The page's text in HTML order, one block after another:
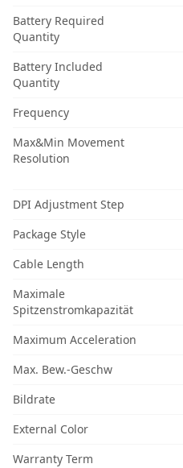
Battery Required
Quantity
Battery Included
Quantity
Frequency
Max&Min Movement
Resolution
DPI Adjustment Step
Package Style
Cable Length
Maximale
Spitzenstromkapazität
Maximum Acceleration
Max. Bew.-Geschw
Bildrate
External Color
Warranty Term